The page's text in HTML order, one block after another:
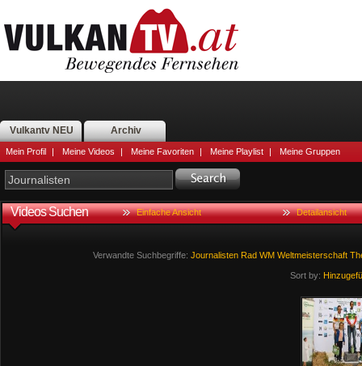
Vulkantv NEU Archiv
Mein Profil | Meine Videos | Meine Favoriten | Meine Playlist | Meine Gruppen
Videos Suchen Einfache Ansicht Detailansicht
Verwandte Suchbegriffe: Journalisten Rad WM Weltmeisterschaft
Sort by: